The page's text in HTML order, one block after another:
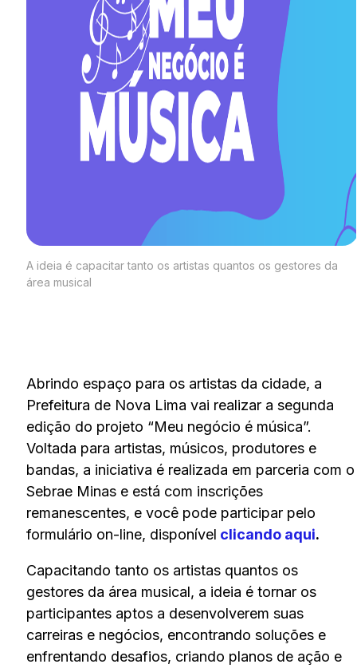
A ideia é capacitar tanto os artistas quantos os gestores da
área musical
Abrindo espaço para os artistas da cidade, a
Prefeitura de Nova Lima vai realizar a segunda
edição do projeto “Meu negócio é música”.
Voltada para artistas, músicos, produtores e
bandas, a iniciativa é realizada em parceria com o
Sebrae Minas e está com inscrições
remanescentes, e você pode participar pelo
formulário on-line, disponível clicando aqui.
Capacitando tanto os artistas quantos os
gestores da área musical, a ideia é tornar os
participantes aptos a desenvolverem suas
carreiras e negócios, encontrando soluções e
enfrentando desafios, criando planos de ação e